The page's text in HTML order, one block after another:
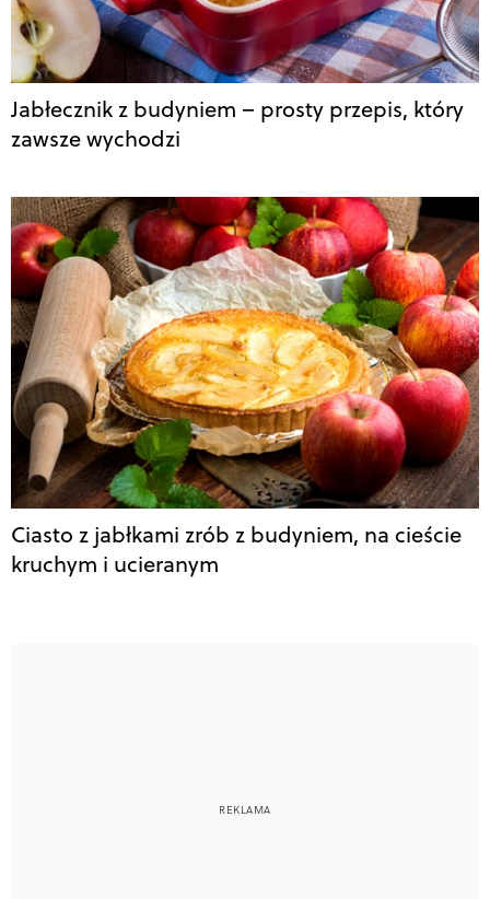
Jabłecznik z budyniem – prosty przepis, który
zawsze wychodzi
Ciasto z jabłkami zrób z budyniem, na cieście
kruchym i ucieranym